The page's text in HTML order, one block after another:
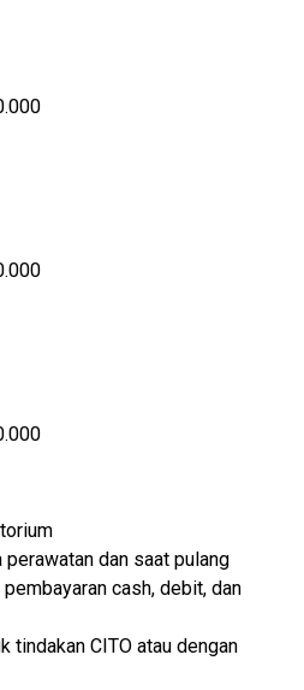
dan saat pulang
cash, debit, dan
tindakan CITO atau dengan